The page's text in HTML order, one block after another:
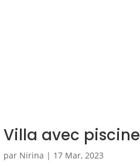
Villa avec piscine
par Nirina | 17 Mar, 2023